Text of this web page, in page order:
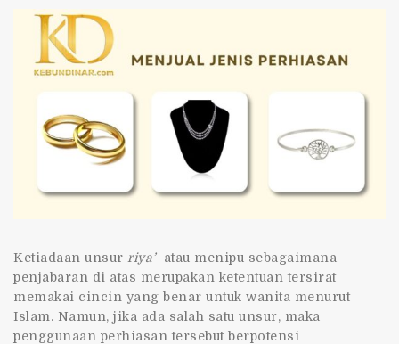
Ketiadaan unsur riya’ atau menipu sebagaimana
penjabaran di atas merupakan ketentuan tersirat
memakai cincin yang benar untuk wanita menurut
Islam. Namun, jika ada salah satu unsur, maka
penggunaan perhiasan tersebut berpotensi